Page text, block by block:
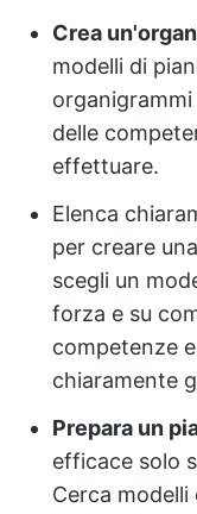
Crea
modelli di
delle
effettuare.
Elenca
per creare
scegli un
forza e su
competenze
chiaramente
Prepara un
efficace solo
Cerca